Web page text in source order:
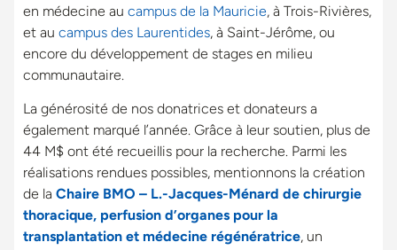
en médecine au campus de la Mauricie, à Trois-Rivières,
et au campus des Laurentides, à Saint-Jérôme, ou
encore du développement de stages en milieu
communautaire.
La générosité de nos donatrices et donateurs a
également marqué l’année. Grâce à leur soutien, plus de
44 M$ ont été recueillis pour la recherche. Parmi les
réalisations rendues possibles, mentionnons la création
de la Chaire BMO – L.-Jacques-Ménard de chirurgie
thoracique, perfusion d’organes pour la
transplantation et médecine régénératrice, un